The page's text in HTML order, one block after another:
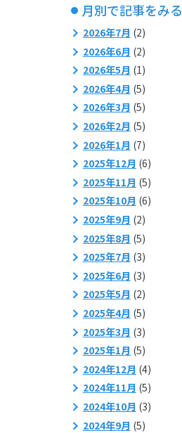
月別で記事をみる
2026年7月 (2)
2026年6月 (2)
2026年5月 (1)
2026年4月 (5)
2026年3月 (5)
2026年2月 (5)
2026年1月 (7)
2025年12月 (6)
2025年11月 (5)
2025年10月 (6)
2025年9月 (2)
2025年8月 (5)
2025年7月 (3)
2025年6月 (3)
2025年5月 (2)
2025年4月 (5)
2025年3月 (3)
2025年1月 (5)
2024年12月 (4)
2024年11月 (5)
2024年10月 (3)
2024年9月 (5)